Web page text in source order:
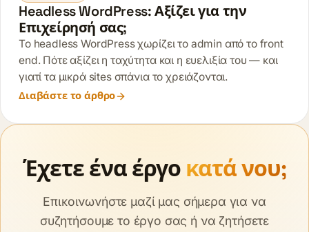
Headless WordPress: Αξίζει για την
Επιχείρησή σας;
Το headless WordPress χωρίζει το admin από το front
end. Πότε αξίζει η ταχύτητα και η ευελιξία του — και
γιατί τα μικρά sites σπάνια το χρειάζονται.
Διαβάστε το άρθρο
Έχετε ένα έργο κατά νου;
Επικοινωνήστε μαζί μας σήμερα για να
συζητήσουμε το έργο σας ή να ζητήσετε